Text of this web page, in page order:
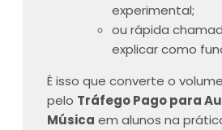
experimental;
ou rápida
explicar como
É isso que converte o
pelo Tráfego Pago para
Música em alunos na